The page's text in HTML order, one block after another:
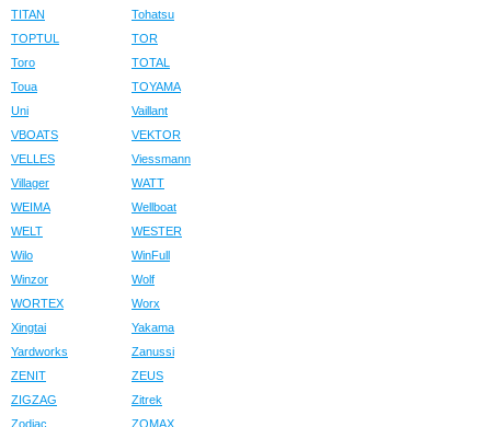
TITAN
Tohatsu
TOPTUL
TOR
Toro
TOTAL
Toua
TOYAMA
Uni
Vaillant
VBOATS
VEKTOR
VELLES
Viessmann
Villager
WATT
WEIMA
Wellboat
WELT
WESTER
Wilo
WinFull
Winzor
Wolf
WORTEX
Worx
Xingtai
Yakama
Yardworks
Zanussi
ZENIT
ZEUS
ZIGZAG
Zitrek
Zodiac
ZOMAX